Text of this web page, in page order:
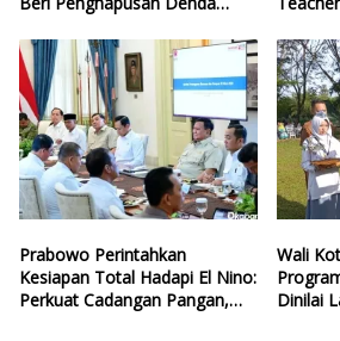
Prabowo Perintahkan
Kesiapan Total Hadapi El Nino:
Perkuat Cadangan Pangan,
Wali
Dinilai